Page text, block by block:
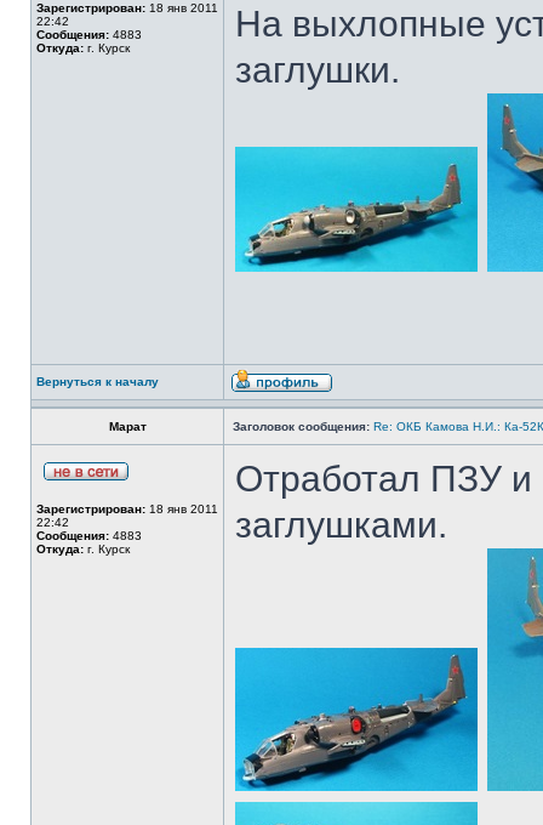
Зарегистрирован: 18 янв 2011
22:42
Сообщения: 4883
Откуда: г. Курск
На выхлопные
заглушки.
Вернуться к началу
Марат Заголовок сообщения: Re: ОКБ Камова Н.И.: Ка-
Зарегистрирован: 18 янв 2011
22:42
Сообщения: 4883
Откуда: г. Курск
Отработал ПЗУ и
заглушками.